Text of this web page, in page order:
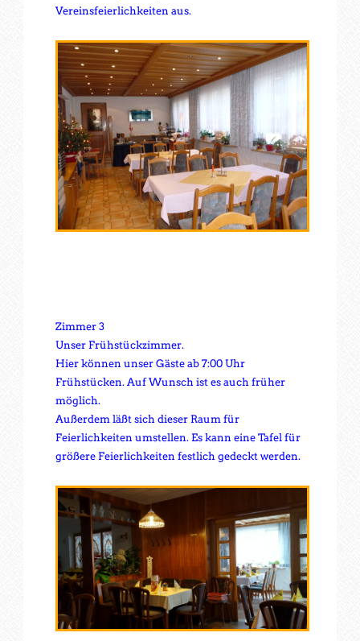
Vereinsfeierlichkeiten aus.
Zimmer 3
Unser Frühstückzimmer.
Hier können unser Gäste ab 7:00 Uhr
Frühstücken. Auf Wunsch ist es auch früher
möglich.
Außerdem läßt sich dieser Raum für
Feierlichkeiten umstellen. Es kann eine Tafel für
größere Feierlichkeiten festlich gedeckt werden.